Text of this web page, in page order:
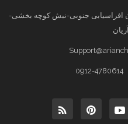
افراسیابی جنوبی-نبش کوچه بخشی-
0912-4780614